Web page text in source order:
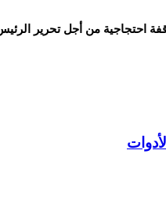
احتجاجية من أجل تحرير